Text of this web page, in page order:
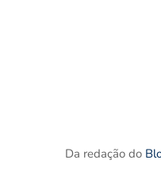
Da redação do